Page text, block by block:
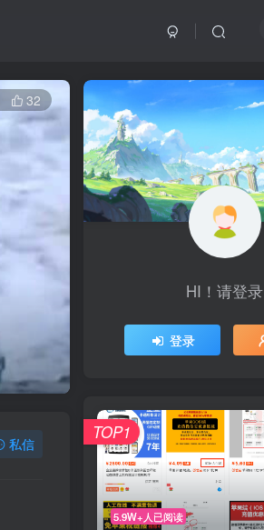
32
私信
HI！请登录
登录
5.9W+人已阅读
TOP1